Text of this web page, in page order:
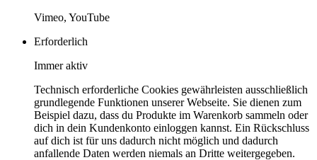
Vimeo, YouTube
Erforderlich
Immer aktiv
Technisch erforderliche Cookies gewährleisten ausschließlich
grundlegende Funktionen unserer Webseite. Sie dienen zum
Beispiel dazu, dass du Produkte im Warenkorb sammeln oder
dich in dein Kundenkonto einloggen kannst. Ein Rückschluss
auf dich ist für uns dadurch nicht möglich und dadurch
anfallende Daten werden niemals an Dritte weitergegeben.